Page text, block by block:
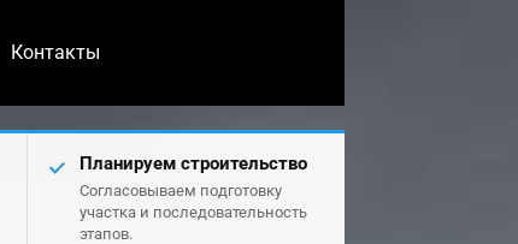
Контакты
Планируем строительство
Согласовываем подготовку
участка и последовательность
этапов.